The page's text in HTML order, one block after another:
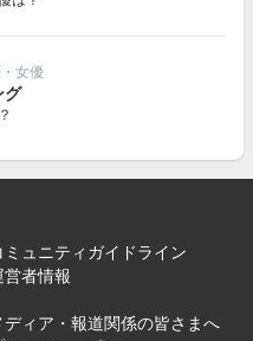
女優
グ
ミュニティガイドライン
営者情報
ディア・報道関係の皆さまへ